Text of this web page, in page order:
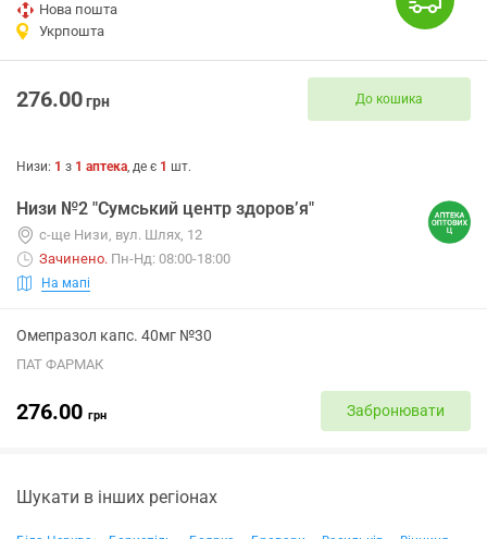
Нова пошта
Укрпошта
276.00грн До кошика
Низи: 1 з 1 аптека, де є 1 шт.
Низи №2 "Сумський центр здоров’я"
с-ще Низи, вул. Шлях, 12
Зачинено. Пн-Нд: 08:00-18:00
На мапі
Омепразол капс. 40мг №30
ПАТ ФАРМАК
276.00 грн Забронювати
Шукати в інших регіонах